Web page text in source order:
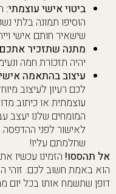
ביטוי אישי עוצמתי:
הוסיפו תמונה בלתי
שישאיר חותם אישי
מתנה שתזכיר
יהיה תזכורת חמה
עיצוב בהתאמה
לכם רעיון לעיצוב
עוצמתית או כיתוב
המומחים שלנו יעצב
לאישור לפני
שחלמתם עליו!
אל תהססו! הזמינו עכשיו
הוא באמת חשוב לכם. זוהי
דופן שתשמח אותו בכל יום